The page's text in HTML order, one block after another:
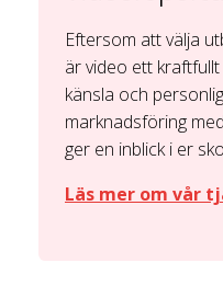
Eftersom att välja
är video ett
känsla och
marknadsföring
ger en inblick i er
Läs mer om vår